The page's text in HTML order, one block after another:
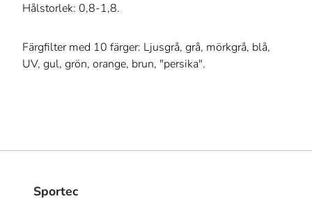
Hålstorlek: 0,8-1,8.
Färgfilter med 10 färger: Ljusgrå, grå, mörkgrå, blå,
UV, gul, grön, orange, brun, "persika".
Sportec